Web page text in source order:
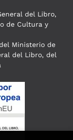
del Libro,
de Cultura y
Ministerio de
del Libro, del